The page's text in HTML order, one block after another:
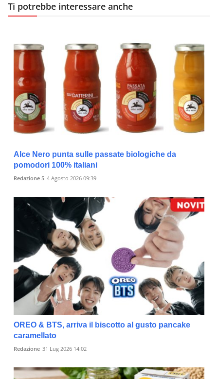
Ti potrebbe interessare anche
Alce Nero punta sulle passate biologiche da
pomodori 100% italiani
Redazione 5 4 Agosto 2026 09:39
OREO & BTS, arriva il biscotto al gusto pancake
caramellato
Redazione 31 Lug 2026 14:02